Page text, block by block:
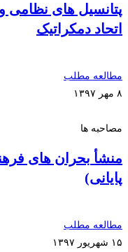
پتانسیل های نظامی
اتحاد دمکراتیک
مطالعه مطلب
۸ مهر ۱۳۹۷
مصاحبه ها
منشأ بحران های
پایانی)
مطالعه مطلب
۱۵ شهریور ۱۳۹۷